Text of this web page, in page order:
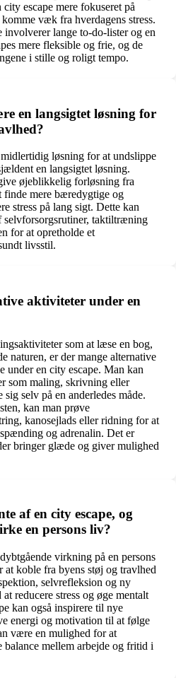
escape mere fokuseret på
væk fra hverdagens stress.
lange to-do-lister og en
mere fleksible og frie, og de
i stille og roligt tempo.
en langsigtet løsning for
løsning for at undslippe
en langsigtet løsning.
øjeblikkelig forløsning fra
finde mere bæredygtige og
stress på lang sigt. Dette kan
selvforsorgsrutiner, taktiltræning
for at opretholde et
livsstil.
aktiviteter under en
som at læse en bog,
naturen, er der mange alternative
under en city escape. Man kan
som maling, skrivning eller
selv på en anderledes måde.
kan man prøve
kanosejlads eller ridning for at
og adrenalin. Det er
bringer glæde og giver mulighed
af en city escape, og
en persons liv?
virkning på en persons
koble fra byens støj og travlhed
selvrefleksion og ny
reducere stress og øge mentalt
kan også inspirere til nye
energi og motivation til at følge
være en mulighed for at
mellem arbejde og fritid i